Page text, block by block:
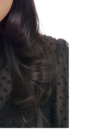
8. Bakalavriat kvotasi (3)
yozish